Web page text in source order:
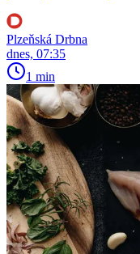
Plzeňská Drbna
dnes, 07:35
1 min